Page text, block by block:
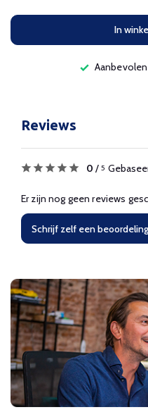
In
Reviews
0 / 5
Er zijn nog geen reviews
Schrijf zelf een beoordeling